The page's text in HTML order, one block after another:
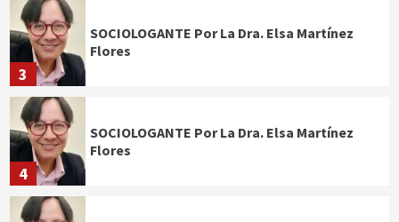
3
SOCIOLOGANTE Por La Dra. Elsa Martínez
Flores
4
SOCIOLOGANTE Por La Dra. Elsa Martínez
Flores